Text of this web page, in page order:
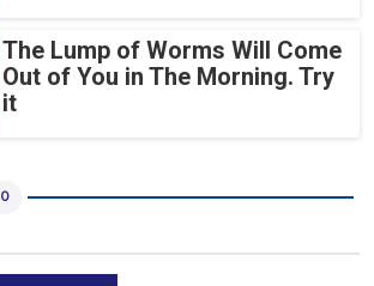
The Lump of Worms Will Come
Out of You in The Morning. Try
it
0